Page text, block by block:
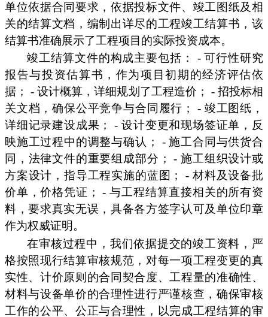
单位依据合同要求，依据投标文件、竣工图纸及相
关的结算文档，编制出详尽的工程竣工结算书，该
结算书准确展示了工程项目的实际投资成本。
竣工结算文件的构成主要包括： - 可行性研究
报告与投资估算书，作为项目初期的经济评估依
据； - 设计概算，详细规划了工程造价； - 招投标相
关文档，确保公平竞争与合同履行； - 竣工图纸，
详细记录建设成果； - 设计变更和现场签证单，反
映施工过程中的调整与确认； - 施工合同与供货合
同，法律文件的重要组成部分； - 施工组织设计或
方案设计，指导工程实施的蓝图； - 材料及设备批
价单，价格凭证； - 与工程结算直接相关的所有资
料，要求真实无误，具备各方签字认可及单位印章
作为权威证明。
在审核过程中，我们依据提交的竣工资料，严
格按照现行结算审核规范，对每一项工程变更的真
实性、计价原则的合同契合度、工程量的准确性、
材料与设备单价的合理性进行严谨核查，确保审核
工作的公平、公正与合理性，以完成工程结算的审